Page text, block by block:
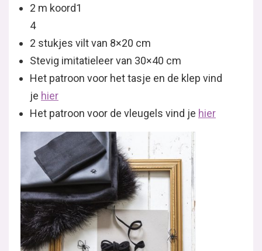
2 m koord1
4
2 stukjes vilt van 8×20 cm
Stevig imitatieleer van 30×40 cm
Het patroon voor het tasje en de klep vind
je hier
Het patroon voor de vleugels vind je hier